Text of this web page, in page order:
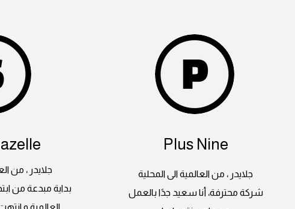
جلايدر ، من
بداية مبدعة من
Plus Nine
جلايدر ، من العالمية الى المحلية
شركة محترفة، أنا سعيد جدًا بالعمل